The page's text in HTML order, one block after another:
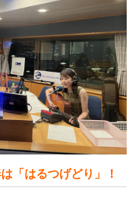
「はるつげどり」！